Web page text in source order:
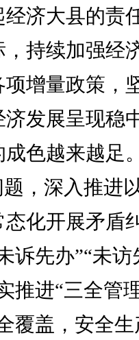
济大县的责
持续加强经
项增量政策，
发展呈现稳
色越来越足
，深入推进
化开展矛盾
诉先办”“未访
推进“三全管
覆盖，安全